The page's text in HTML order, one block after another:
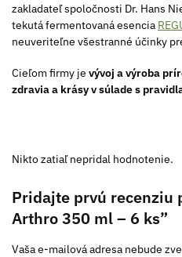
zakladateľ spoločnosti Dr. Hans
tekutá fermentovaná esencia
neuveriteľne všestranné účinky
Cieľom firmy je vývoj a výroba
zdravia a krásy v súlade s
Nikto zatiaľ nepridal hodnotenie.
Pridajte prvú recenziu
Arthro 350 ml – 6 ks”
Vaša e-mailová adresa nebude